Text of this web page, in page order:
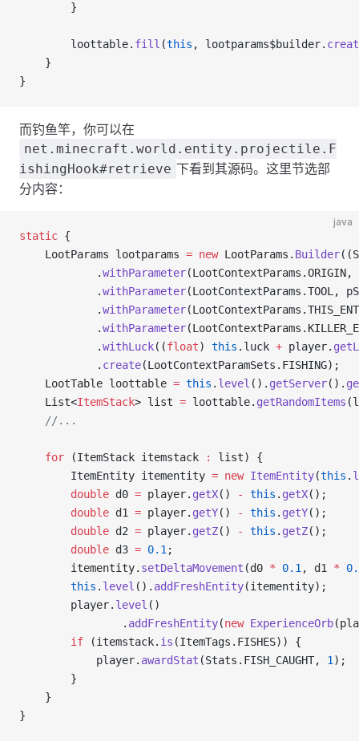
        }
        loottable.
fill (this , lootparams$builder.
    }
}
而钓鱼竿，你可以在
net.minecraft.world.entity.projectile.F
ishingHook#retrieve 下看到其源码。这里节选部
分内容：
java
static {
    LootParams lootparams
= new LootParams. Builder
            .
withParameter(LootContextParams.ORIGIN,
            .
withParameter(LootContextParams.TOOL,
            .
withParameter
            .
withParameter
            .
withLuck((float) this .luck + player.
            .
create(LootContextParamSets.FISHING);
    LootTable loottable
= this . level (). getServer().
    List<
ItemStack> list = loottable. getRandomItems
    //...
    for
(ItemStack itemstack :
list) {
        ItemEntity itementity
= new ItemEntity(this .
        double
d0 = player. getX() - this . getX();
        double
d1 = player. getY() - this . getY();
        double
d2 = player. getZ() - this . getZ();
        double
d3 = 0.1 ;
        itementity.
setDeltaMovement (d0 * 0.1 , d1 *
        this
. level (). addFreshEntity(itementity);
        player.
level ()
                .
addFreshEntity(new ExperienceOrb
        if
(itemstack. is (ItemTags.FISHES)) {
            player.
awardStat (Stats.FISH_CAUGHT, 1 );
        }
    }
}